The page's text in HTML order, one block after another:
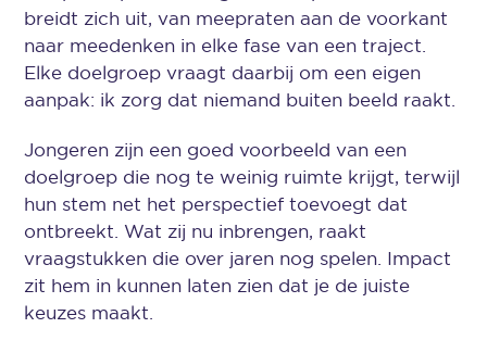
breidt zich uit, van meepraten aan de voorkant
naar meedenken in elke fase van een traject.
Elke doelgroep vraagt daarbij om een eigen
aanpak: ik zorg dat niemand buiten beeld raakt.
Jongeren zijn een goed voorbeeld van een
doelgroep die nog te weinig ruimte krijgt, terwijl
hun stem net het perspectief toevoegt dat
ontbreekt. Wat zij nu inbrengen, raakt
vraagstukken die over jaren nog spelen. Impact
zit hem in kunnen laten zien dat je de juiste
keuzes maakt.